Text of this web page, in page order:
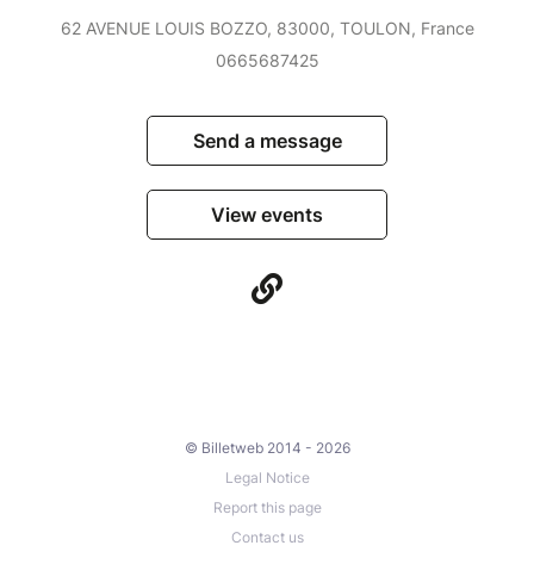
62 AVENUE LOUIS BOZZO, 83000, TOULON, France
0665687425
Send a message
View events
© Billetweb 2014 - 2026
Legal Notice
Report this page
Contact us